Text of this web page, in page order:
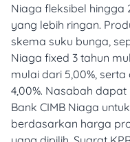
Niaga fleksibel hingga
yang lebih ringan.
skema suku bunga,
Niaga fixed 3 tahun
mulai dari 5,00%,
4,00%. Nasabah
Bank CIMB Niaga
berdasarkan harga